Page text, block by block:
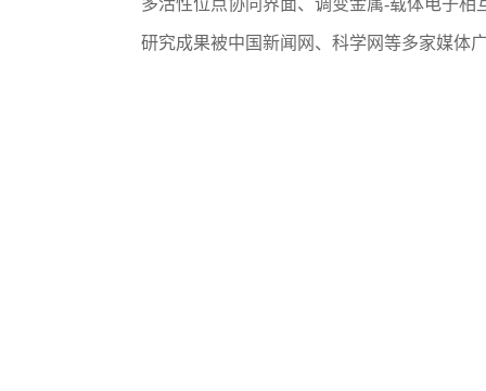
多活性位点协同界面、调变金属-载体电子相
研究成果被中国新闻网、科学网等多家媒体